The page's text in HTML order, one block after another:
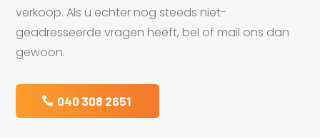
verkoop. Als u echter nog steeds niet-
geadresseerde vragen heeft, bel of mail ons dan
gewoon.
040 308 2651